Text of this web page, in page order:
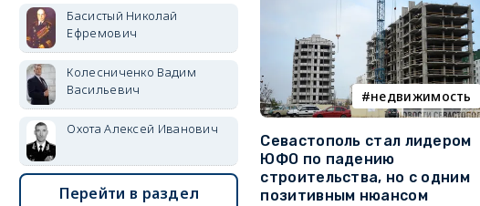
недвижимость
Севастополь стал лидером
ЮФО по падению
строительства, но с одним
позитивным нюансом
Басистый Николай
Ефремович
Колесниченко Вадим
Васильевич
Охота Алексей Иванович
Перейти в раздел